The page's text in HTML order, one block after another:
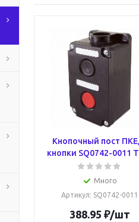
Кнопочный пост
кнопки SQ0742-0011
Много
Артикул: SQ0742-0011
388.95 ₽/шт